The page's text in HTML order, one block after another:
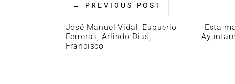
← PREVIOUS POST
José Manuel Vidal, Euquerio
Ferreras, Arlindo Dias,
Francisco
Esta